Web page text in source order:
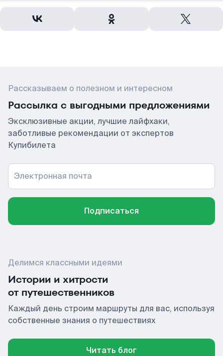
Рассказываем о полезном и интересном
Рассылка с выгодными предложениями
Эксклюзивные акции, лучшие лайфхаки,
заботливые рекомендации от экспертов
Купибилета
Электронная почта
Подписаться
Делимся классными идеями
Истории и хитрости
от путешественников
Каждый день строим маршруты для вас, используя
собственные знания о путешествиях
Читать блог